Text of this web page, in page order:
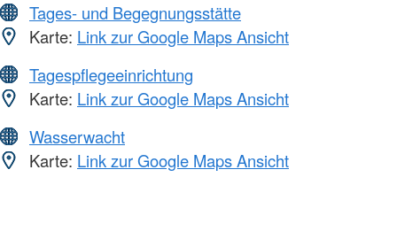
Tages- und Begegnungsstätte
Karte: Link zur Google Maps Ansicht
Tagespflegeeinrichtung
Karte: Link zur Google Maps Ansicht
Wasserwacht
Karte: Link zur Google Maps Ansicht